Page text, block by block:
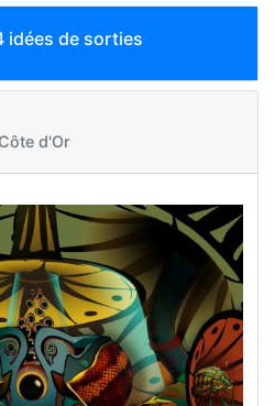
idées de sorties
d'Or